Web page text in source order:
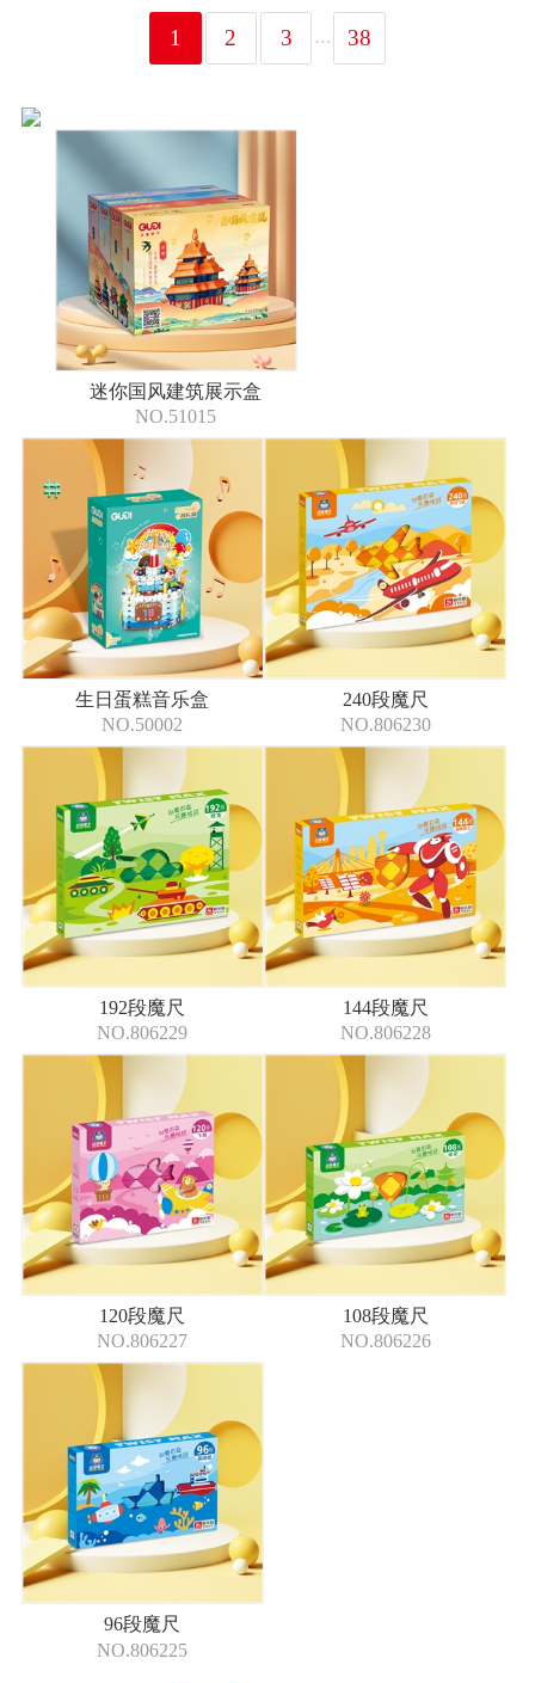
1 2 3 ... 38
迷你国风建筑展示盒
NO.51015
生日蛋糕音乐盒
NO.50002
240段魔尺
NO.806230
192段魔尺
NO.806229
144段魔尺
NO.806228
120段魔尺
NO.806227
108段魔尺
NO.806226
96段魔尺
NO.806225